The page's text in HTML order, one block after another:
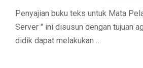
Penyajian buku teks untuk Mata
Server ″ ini disusun dengan tujuan
didik dapat melakukan …